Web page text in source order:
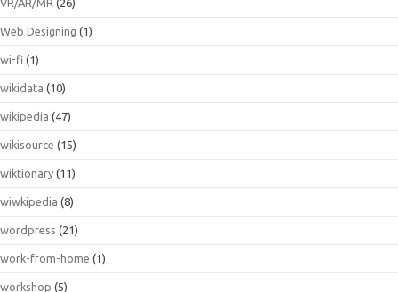
VR/AR/MR (26)
Web Designing (1)
wi-fi (1)
wikidata (10)
wikipedia (47)
wikisource (15)
wiktionary (11)
wiwkipedia (8)
wordpress (21)
work-from-home (1)
workshop (5)